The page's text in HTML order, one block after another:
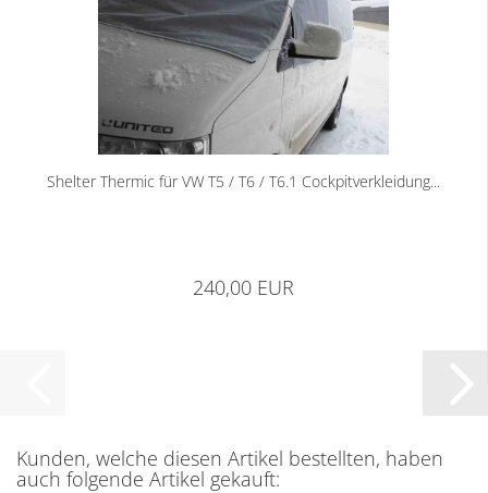
Shelter Thermic für VW T5 / T6 / T6.1 Cockpitverkleidung...
240,00 EUR
Kunden, welche diesen Artikel bestellten, haben
auch folgende Artikel gekauft: